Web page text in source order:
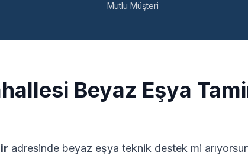
Mutlu Müşteri
Beyaz Eşya
adresinde beyaz eşya teknik destek mi